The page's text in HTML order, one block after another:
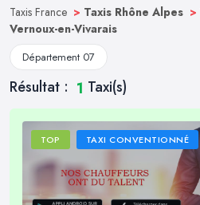
Taxis France > Taxis Rhône Alpes >
Vernoux-en-Vivarais
Département 07
Résultat : 1 Taxi(s)
TOP TAXI CONVENTIONNÉ